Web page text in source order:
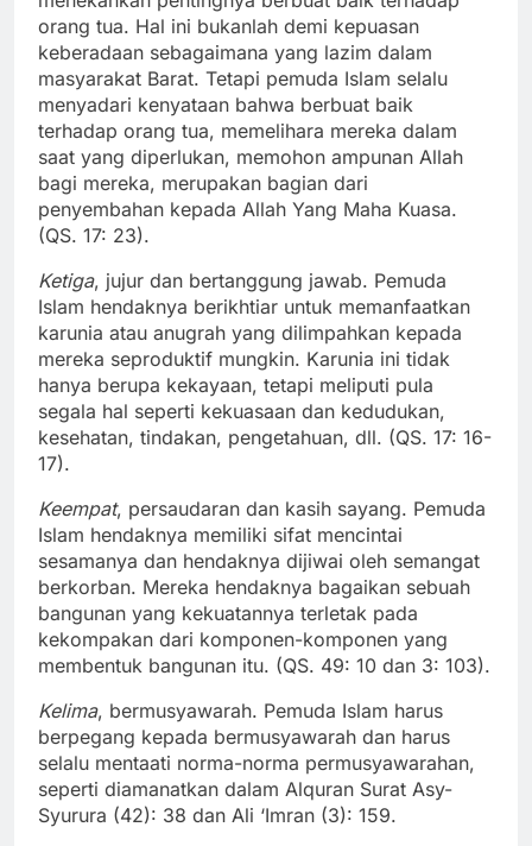
orang tua. Hal ini bukanlah demi kepuasan
keberadaan sebagaimana yang lazim dalam
masyarakat Barat. Tetapi pemuda Islam selalu
menyadari kenyataan bahwa berbuat baik
terhadap orang tua, memelihara mereka dalam
saat yang diperlukan, memohon ampunan Allah
bagi mereka, merupakan bagian dari
penyembahan kepada Allah Yang Maha Kuasa.
(QS. 17: 23).
Ketiga, jujur dan bertanggung jawab. Pemuda
Islam hendaknya berikhtiar untuk memanfaatkan
karunia atau anugrah yang dilimpahkan kepada
mereka seproduktif mungkin. Karunia ini tidak
hanya berupa kekayaan, tetapi meliputi pula
segala hal seperti kekuasaan dan kedudukan,
kesehatan, tindakan, pengetahuan, dll. (QS. 17: 16-
17).
Keempat, persaudaran dan kasih sayang. Pemuda
Islam hendaknya memiliki sifat mencintai
sesamanya dan hendaknya dijiwai oleh semangat
berkorban. Mereka hendaknya bagaikan sebuah
bangunan yang kekuatannya terletak pada
kekompakan dari komponen-komponen yang
membentuk bangunan itu. (QS. 49: 10 dan 3: 103).
Kelima, bermusyawarah. Pemuda Islam harus
berpegang kepada bermusyawarah dan harus
selalu mentaati norma-norma permusyawarahan,
seperti diamanatkan dalam Alquran Surat Asy-
Syurura (42): 38 dan Ali ‘Imran (3): 159.